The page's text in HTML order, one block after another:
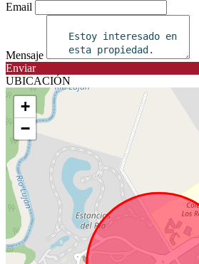
Email
Mensaje
Enviar
UBICACIÓN
+
−